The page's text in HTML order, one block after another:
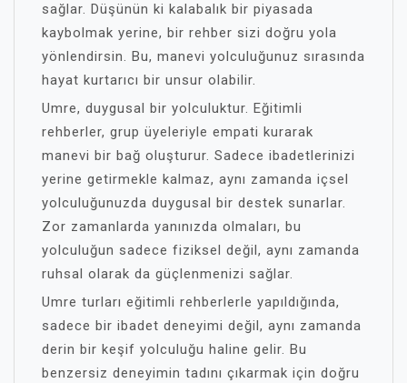
sağlar. Düşünün ki kalabalık bir piyasada
kaybolmak yerine, bir rehber sizi doğru yola
yönlendirsin. Bu, manevi yolculuğunuz sırasında
hayat kurtarıcı bir unsur olabilir.
Umre, duygusal bir yolculuktur. Eğitimli
rehberler, grup üyeleriyle empati kurarak
manevi bir bağ oluşturur. Sadece ibadetlerinizi
yerine getirmekle kalmaz, aynı zamanda içsel
yolculuğunuzda duygusal bir destek sunarlar.
Zor zamanlarda yanınızda olmaları, bu
yolculuğun sadece fiziksel değil, aynı zamanda
ruhsal olarak da güçlenmenizi sağlar.
Umre turları eğitimli rehberlerle yapıldığında,
sadece bir ibadet deneyimi değil, aynı zamanda
derin bir keşif yolculuğu haline gelir. Bu
benzersiz deneyimin tadını çıkarmak için doğru